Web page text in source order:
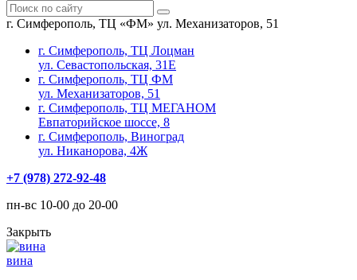
г. Симферополь, ТЦ «ФМ» ул. Механизаторов, 51
г. Симферополь, ТЦ Лоцман
ул. Севастопольская, 31Е
г. Симферополь, ТЦ ФМ
ул. Механизаторов, 51
г. Симферополь, ТЦ МЕГАНОМ
Евпаторийское шоссе, 8
г. Симферополь, Виноград
ул. Никанорова, 4Ж
+7 (978) 272-92-48
пн-вс 10-00 до 20-00
Закрыть
вина